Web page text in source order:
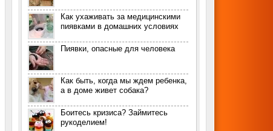
Как ухаживать за медицинскими
пиявками в домашних условиях
Пиявки, опасные для человека
Как быть, когда мы ждем ребенка,
а в доме живет собака?
Боитесь кризиса? Займитесь
рукоделием!